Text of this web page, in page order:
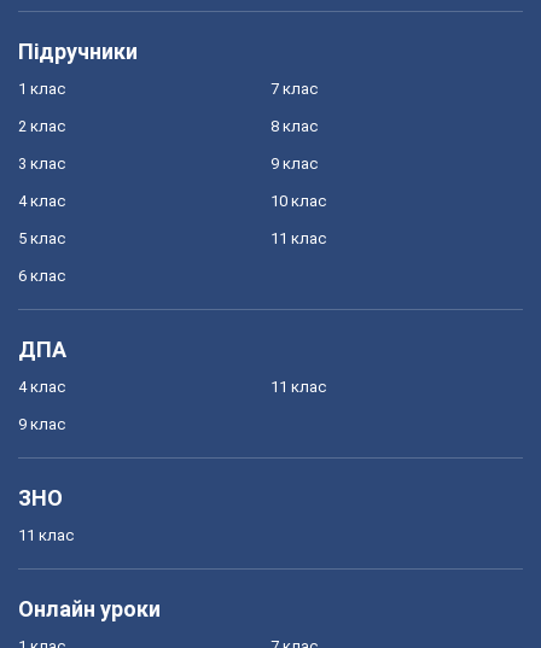
Підручники
1 клас
2 клас
3 клас
4 клас
5 клас
6 клас
7 клас
8 клас
9 клас
10 клас
11 клас
ДПА
4 клас
9 клас
11 клас
ЗНО
11 клас
Онлайн уроки